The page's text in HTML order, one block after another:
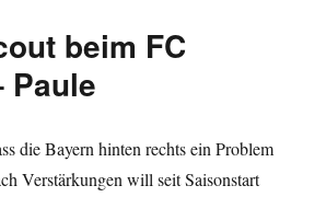
beim FC
Paule
die Bayern hinten rechts ein Problem
Verstärkungen will seit Saisonstart